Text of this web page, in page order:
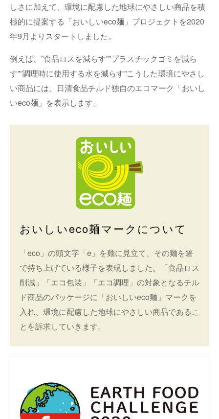
しさに加えて、環境に配慮した地球にやさしい商品を積
極的に提案する「おいしいeco麺」プロジェクトを2020
年9月よりスタートしました。
例えば、”食品ロスを減らす””プラスチックゴミを減ら
す””調理時に使用する水を減らす”こうした環境にやさし
い商品には、日清食品チルド独自のエコマーク「おいし
いeco麺」を表示します。
おいしいeco麺マークについて
「eco」の頭文字「e」を麺に見立て、その麺を箸
で持ち上げている様子を表現しました。「食品ロス
削減」「エコ包装」「エコ調理」の対象となるチル
ド商品のパッケージに「おいしいeco麺」マークを
入れ、環境に配慮した地球にやさしい商品であるこ
とを訴求していきます。